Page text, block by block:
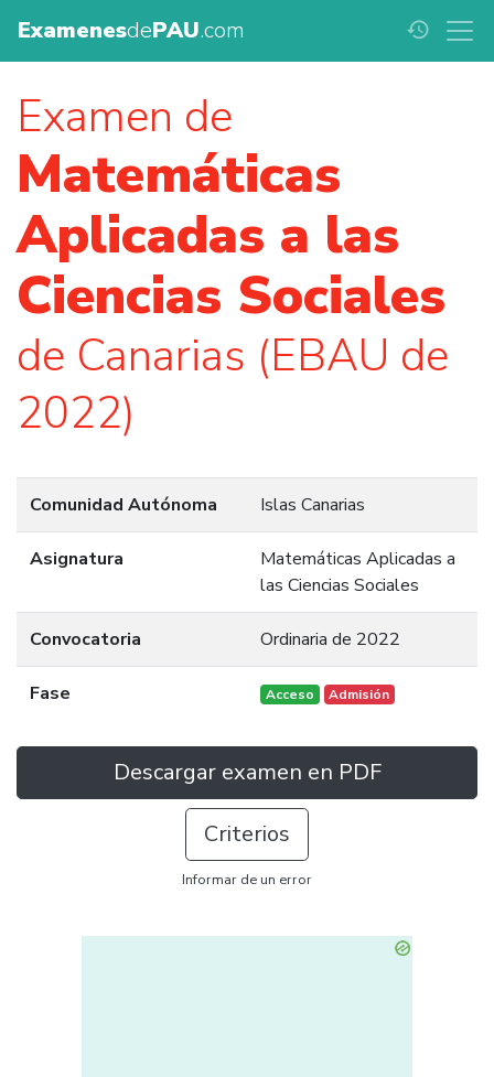
ExamenesdePAU.com history
Examen de
Matemáticas
Aplicadas a las
Ciencias Sociales
de Canarias (EBAU de
2022)
Comunidad Autónoma Islas Canarias
Asignatura
Matemáticas Aplicadas a
las Ciencias Sociales
Convocatoria Ordinaria de 2022
Fase Acceso Admisión
Descargar examen en PDF
Criterios
Informar de un error